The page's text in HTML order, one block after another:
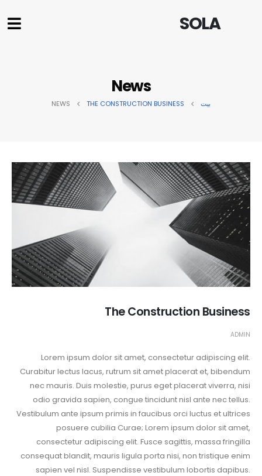
SOLA
News
بيت THE CONSTRUCTION BUSINESS
NEWS
The Construction Business
ADMIN
Lorem ipsum dolor sit amet, consectetur adipiscing elit.
Curabitur lectus lacus, rutrum sit amet placerat et, bibendum
nec mauris. Duis molestie, purus eget placerat viverra, nisi
odio gravida sapien, congue tincidunt nisl ante nec tellus.
Vestibulum ante ipsum primis in faucibus orci luctus et ultrices
posuere cubilia Curae; Lorem ipsum dolor sit amet,
consectetur adipiscing elit. Fusce sagittis, massa fringilla
consequat blandit, mauris ligula porta nisi, non tristique enim
sapien vel nisl. Suspendisse vestibulum lobortis dapibus.